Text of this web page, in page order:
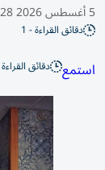
5 أغسطس 2026 13:28 مساء
دقائق القراءة - 1
استمع دقائق القراءة